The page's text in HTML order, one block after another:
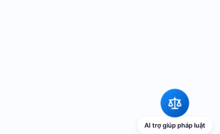
AI trợ giúp pháp luật